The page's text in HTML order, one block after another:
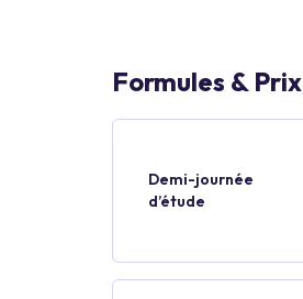
Formules &
Demi-journée
d’étude